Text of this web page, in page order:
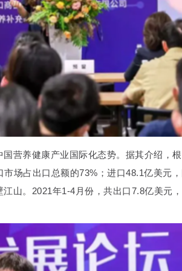
营养健康产业国际化态势。据其介绍，
场占出口总额的73%；进口48.1亿美元
山。2021年1-4月份，共出口7.8亿美元